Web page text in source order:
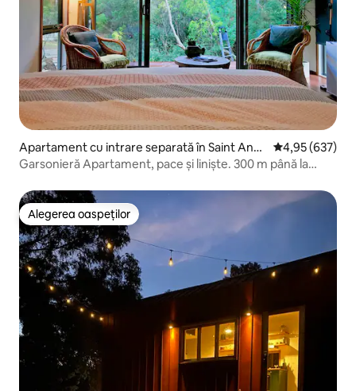
Apartament cu intrare separată în Saint Andr
ews Beach
Scor mediu de
4,95 (637)
Garsonieră Apartament, pace și liniște. 300 m până la
Alegerea oaspeților
Alegerea oaspeților